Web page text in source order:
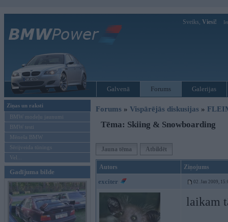
Sveiks, Viesi!
Galvenā Forums Galerijas
Ziņas un raksti
BMW modeļu jaunumi
BMW testi
Mēneša BMW
Sērijveida tūnings
Vel...
Gadījuma bilde
Forums » Vispārējās diskusijas »
Tēma: Skiing & Snowboarding
Jauna tēma Atbildēt
Autors Ziņojums
exciter 02. Jan 2009,
laikam